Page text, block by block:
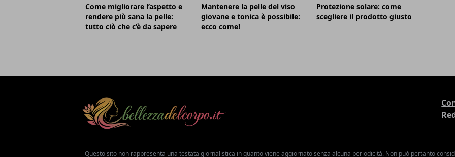
Come migliorare l’aspetto e
rendere più sana la pelle:
tutto ciò che c’è da sapere
Mantenere la pelle del viso
giovane e tonica è possibile:
ecco come!
Protezione solare: come
scegliere il prodotto giusto
Questo sito non rappresenta una testata giornalistica in quanto viene aggiornato senza alcuna periodicità. Non può pertanto